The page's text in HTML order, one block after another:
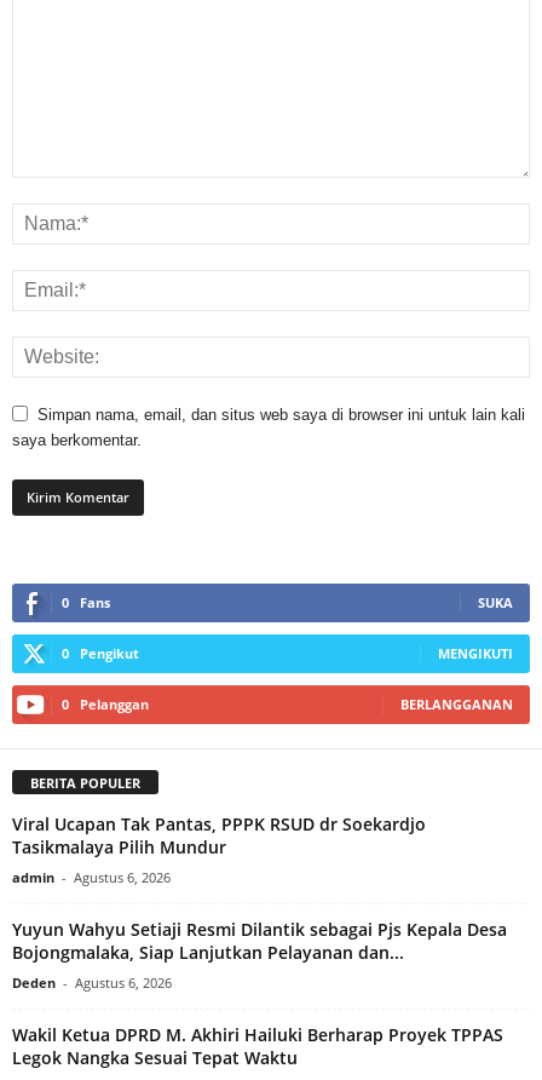
Simpan nama, email, dan situs web saya di browser ini untuk lain kali
saya berkomentar.
0 Fans SUKA
0 Pengikut MENGIKUTI
0 Pelanggan BERLANGGANAN
BERITA POPULER
Viral Ucapan Tak Pantas, PPPK RSUD dr Soekardjo
Tasikmalaya Pilih Mundur
admin - Agustus 6, 2026
Yuyun Wahyu Setiaji Resmi Dilantik sebagai Pjs Kepala Desa
Bojongmalaka, Siap Lanjutkan Pelayanan dan...
Deden - Agustus 6, 2026
Wakil Ketua DPRD M. Akhiri Hailuki Berharap Proyek TPPAS
Legok Nangka Sesuai Tepat Waktu